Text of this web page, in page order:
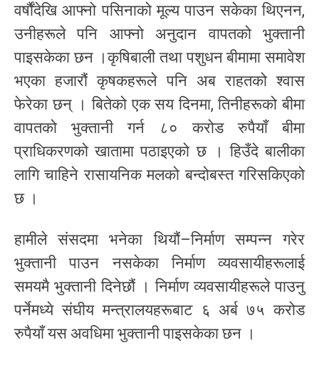
वर्षौंदेखि आफ्नो पसिनाको मूल्य पाउन सकेका थिएनन,
उनीहरूले पनि आफ्नो अनुदान वापतको भुक्तानी
पाइसकेका छन ।कृषिबाली तथा पशुधन बीमामा समावेश
भएका हजारौं कृषकहरूले पनि अब राहतको श्वास
फेरेका छन् । बितेको एक सय दिनमा, तिनीहरूको बीमा
वापतको भुक्तानी गर्न ८० करोड रुपैयाँ बीमा
प्राधिकरणको खातामा पठाइएको छ । हिउँदे बालीका
लागि चाहिने रासायनिक मलको बन्दोबस्त गरिसकिएको
छ ।
हामीले संसदमा भनेका थियौं–निर्माण सम्पन्न गरेर
भुक्तानी पाउन नसकेका निर्माण व्यवसायीहरूलाई
समयमै भुक्तानी दिनेछौं । निर्माण व्यवसायीहरूले पाउनु
पर्नेमध्ये संघीय मन्त्रालयहरूबाट ६ अर्ब ७५ करोड
रुपैयाँ यस अवधिमा भुक्तानी पाइसकेका छन ।